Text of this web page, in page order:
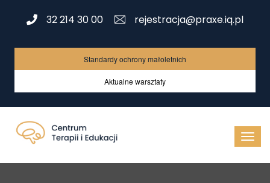
32 214 30 00 rejestracja@praxe.iq.pl
Standardy ochrony małoletnich
Aktualne warsztaty